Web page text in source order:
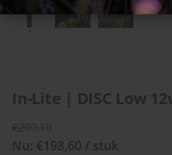
In-Lite | DISC Low
Nu: €198,60 / stuk